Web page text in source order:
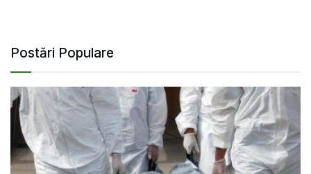
Postări Populare